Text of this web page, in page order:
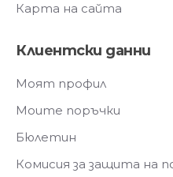
Карта на сайта
Клиентски данни
Моят профил
Моите поръчки
Бюлетин
Комисия за защита на